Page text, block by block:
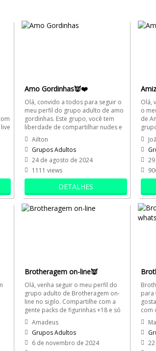
Amo Gordinhas👿❤️
Olá, convido a todos para seguir o
meu perfil do grupo adulto de amo
gordinhas. Este grupo, você tem
liberdade de compartilhar nudes e
packs +18 e ser feliz e...
Ailton
Grupos Adultos
24 de agosto de 2024
1111 views
DETALHES
Olá,
o
de
Brotheragem on-line👿
Olá, venha seguir o meu perfil do
grupo adulto de Brotheragem on-
line no sigilo. Compartilhe com a
gente packs de figurinhas +18 e só
entre se gosta de...
Amadeus
Grupos Adultos
6 de novembro de 2024
para
com